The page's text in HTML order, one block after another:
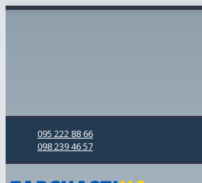
095 222 88 66
098 239 46 57